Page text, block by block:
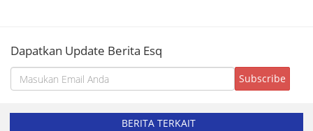
Dapatkan Update Berita Esq
BERITA TERKAIT